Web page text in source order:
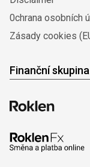
0chrana osobních
Zásady cookies
Finanční